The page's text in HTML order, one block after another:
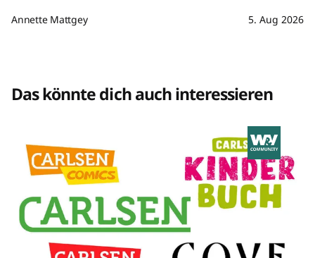
Annette Mattgey 5. Aug 2026
Das könnte dich auch interessieren